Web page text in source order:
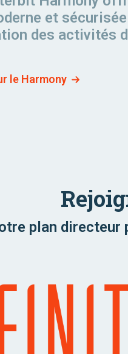
et
des activités
le Harmony
plan directeur